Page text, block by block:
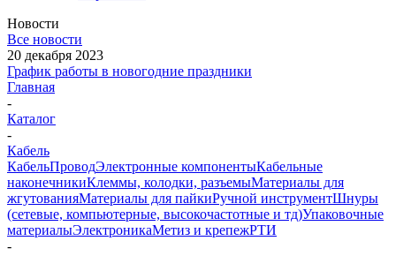
Новости
Все новости
20 декабря 2023
График работы в новогодние праздники
Главная
-
Каталог
-
Кабель
КабельПроводЭлектронные компонентыКабельные
наконечникиКлеммы, колодки, разъемыМатериалы для
жгутованияМатериалы для пайкиРучной инструментШнуры
(сетевые, компьютерные, высокочастотные и тд)Упаковочные
материалыЭлектроникаМетиз и крепежРТИ
-